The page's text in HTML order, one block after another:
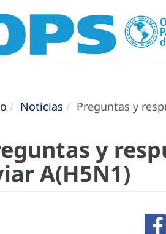
Noticias Preguntas y
y
A(H5N1)